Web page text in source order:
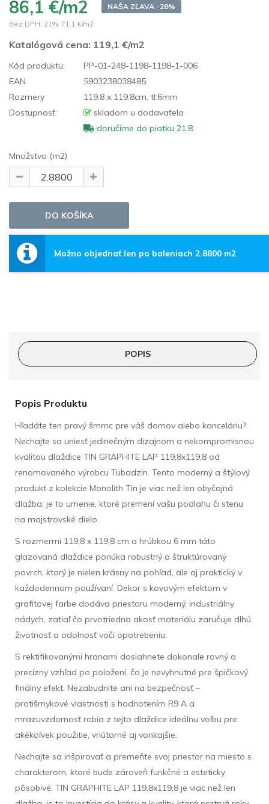
86,1 €/m2
NAŠA ZĽAVA -28%
Bez DPH: 21%: 71,1 €/m2
Katalógová cena: 119,1 €/m2
Kód produktu:
PP-01-248-1198-1198-1-006
EAN
5903238038485
Rozmery
119.8 x 119.8cm, tl:6mm
Dostupnosť:
skladom u dodavaťela
doručíme do piatku 21.8.
Množstvo (m2)
Možno objednať len po baleniach 2.8800 m2
POPIS
Popis Produktu
Hľadáte ten pravý šmrnc pre váš domov alebo kanceláriu?
Nechajte sa uniesť jedinečným dizajnom a nekompromisnou
kvalitou dlaždice TIN GRAPHITE LAP 119,8x119,8 od
renomovaného výrobcu Tubadzin. Tento moderný a štýlový
produkt z kolekcie Monolith Tin je viac než len obyčajná
dlažba; je to umenie, ktoré premení vašu podlahu či stenu
na majstrovské dielo.
S rozmermi 119,8 x 119,8 cm a hrúbkou 6 mm táto
glazovaná dlaždice ponúka robustný a štruktúrovaný
povrch, ktorý je nielen krásny na pohľad, ale aj praktický v
každodennom používaní. Dekor s kovovým efektom v
grafitovej farbe dodáva priestoru moderný, industriálny
nádych, zatiaľ čo prvotriedna akosť materiálu zaručuje dlhú
životnosť a odolnosť voči opotrebeniu.
S rektifikovanými hranami dosiahnete dokonale rovný a
precízny vzhľad po položení, čo je nevyhnutné pre špičkový
finálny efekt. Nezabudnite ani na bezpečnosť –
protišmykové vlastnosti s hodnotením R9 A a
mrazuvzdornosť robia z tejto dlaždice ideálnu voľbu pre
akékoľvek použitie, vnútorné aj vonkajšie.
Nechajte sa inšpirovať a premeňte svoj priestor na miesto s
charakterom, ktoré bude zároveň funkčné a esteticky
pôsobivé. TIN GRAPHITE LAP 119,8x119,8 je viac než len